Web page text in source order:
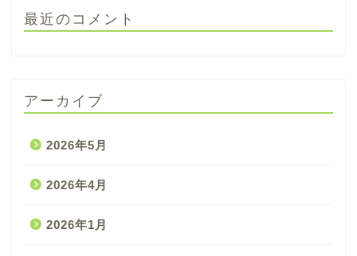
最近のコメント
アーカイブ
2026年5月
2026年4月
2026年1月